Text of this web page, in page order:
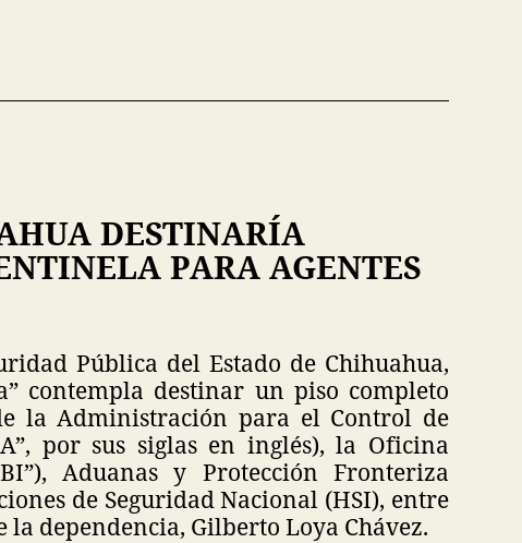
DESTINARÍA
PARA AGENTES
Pública del Estado de Chihuahua,
contempla destinar un piso completo
la Administración para el Control de
por sus siglas en inglés), la Oficina
Aduanas y Protección Fronteriza
de Seguridad Nacional (HSI), entre
dependencia, Gilberto Loya Chávez.